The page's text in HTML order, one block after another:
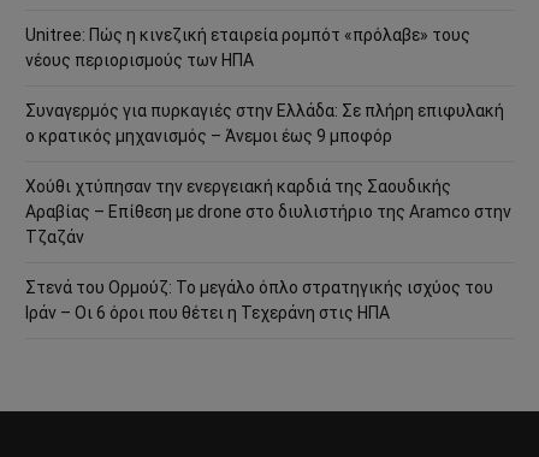
Unitree: Πώς η κινεζική εταιρεία ρομπότ «πρόλαβε» τους
νέους περιορισμούς των ΗΠΑ
Συναγερμός για πυρκαγιές στην Ελλάδα: Σε πλήρη επιφυλακή
ο κρατικός μηχανισμός – Άνεμοι έως 9 μποφόρ
Χούθι χτύπησαν την ενεργειακή καρδιά της Σαουδικής
Αραβίας – Επίθεση με drone στο διυλιστήριο της Aramco στην
Τζαζάν
Στενά του Ορμούζ: Το μεγάλο όπλο στρατηγικής ισχύος του
Ιράν – Οι 6 όροι που θέτει η Τεχεράνη στις ΗΠΑ